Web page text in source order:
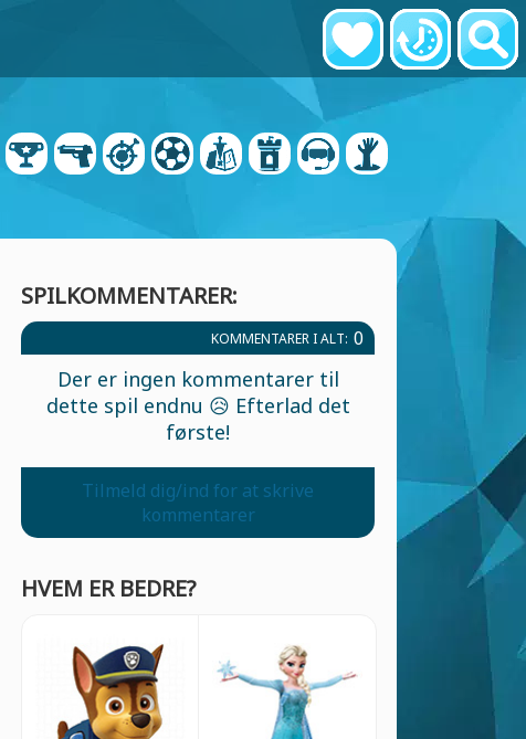
SPILKOMMENTARER:
KOMMENTARER I ALT: 0
Der er ingen kommentarer til
dette spil endnu 😥 Efterlad det
første!
Tilmeld dig/ind for at skrive
kommentarer
HVEM ER BEDRE?